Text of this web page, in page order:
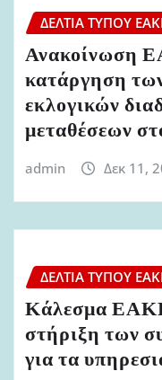
ΔΕΛΤΊΑ ΤΎΠΟΥ
Ανακοίνωση
κατάργηση
εκλογικών
μεταθέσεων
admin Δεκ 11,
ΔΕΛΤΊΑ ΤΎΠΟΥ
Κάλεσμα
στήριξη των
για τα